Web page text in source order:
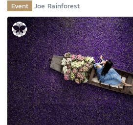
Event Joe Rainforest